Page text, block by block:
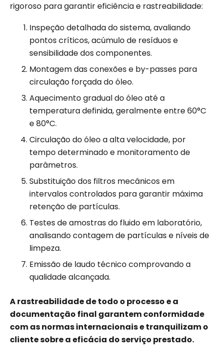
rigoroso para garantir eficiência e rastreabilidade:
Inspeção detalhada do sistema, avaliando
pontos críticos, acúmulo de resíduos e
sensibilidade dos componentes.
Montagem das conexões e by-passes para
circulação forçada do óleo.
Aquecimento gradual do óleo até a
temperatura definida, geralmente entre 60°C
e 80°C.
Circulação do óleo a alta velocidade, por
tempo determinado e monitoramento de
parâmetros.
Substituição dos filtros mecânicos em
intervalos controlados para garantir máxima
retenção de partículas.
Testes de amostras do fluido em laboratório,
analisando contagem de partículas e níveis de
limpeza.
Emissão de laudo técnico comprovando a
qualidade alcançada.
A rastreabilidade de todo o processo e a
documentação final garantem conformidade
com as normas internacionais e tranquilizam o
cliente sobre a eficácia do serviço prestado.